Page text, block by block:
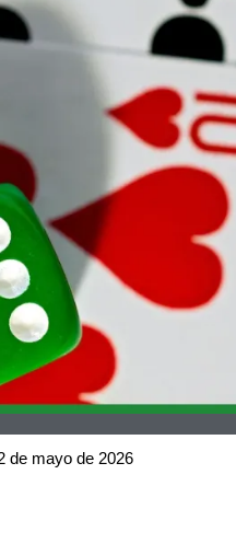
de mayo de 2026